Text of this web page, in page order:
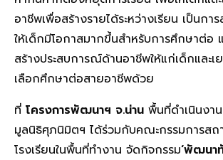
อาชีพเพื่อสร้างรายได้ระหว่างเรียน เป็นกา
ให้เด็กมีโอกาสมากขึ้นสำหรับการศึกษาต่อ
สร้างประสบการณ์ด้านอาชีพให้แก่เด็กและ
เลือกศึกษาต่อสายอาชีพด้วย
ที่ โครงการพัฒนาฯ จ.น่าน พื้นที่ดำเนินงาน
มูลนิธิศุภนิมิตฯ ได้ร่วมกับคณะกรรมการสถ
โรงเรียนในพื้นที่ทำงาน จัดกิจกรรม‘พัฒนา